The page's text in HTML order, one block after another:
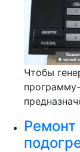
Чтобы
Ремонт